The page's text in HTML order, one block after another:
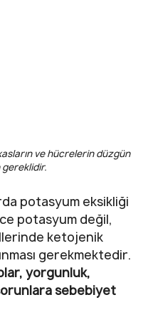
ve hücrelerin düzgün
gereklidir.
potasyum eksikliği
potasyum değil,
ketojenik
gerekmektedir.
yorgunluk,
sebebiyet